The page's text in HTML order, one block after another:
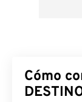
Cómo